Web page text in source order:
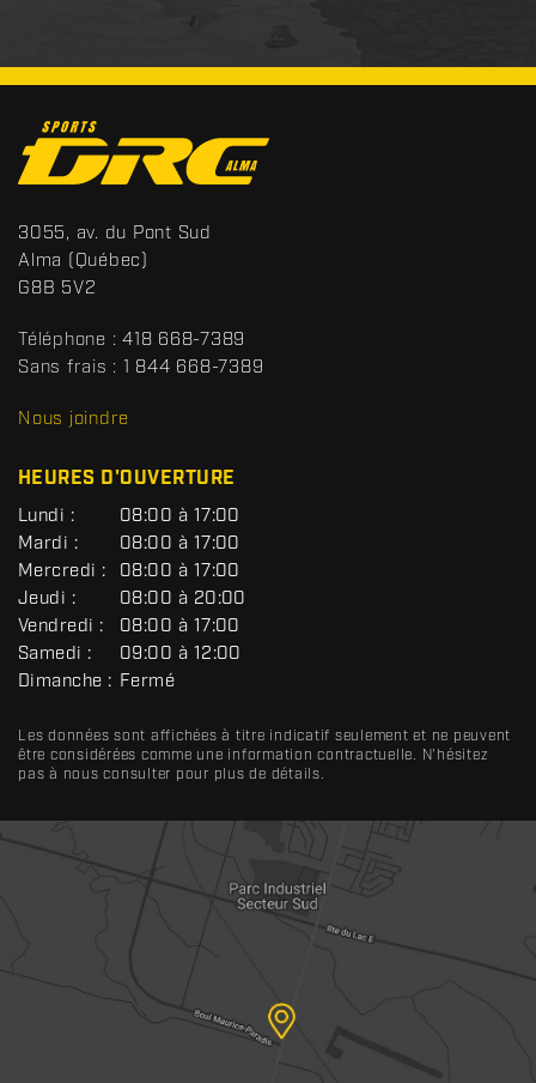
o
n
t
a
c
S
p
o
t
s
R
3055, av. du Pont Sud
Alma (Québec)
G8B 5V2
Téléphone : 418 668-7389
Sans frais : 1 844 668-7389
Nous joindre
HEURES D'OUVERTURE
G
É
N
É
R
A
L
Lundi :
08:00 à 17:00
Mardi :
08:00 à 17:00
Mercredi :
08:00 à 17:00
Jeudi :
08:00 à 20:00
Vendredi :
08:00 à 17:00
Samedi :
09:00 à 12:00
Dimanche : Fermé
Les données sont affichées à titre indicatif seulement et ne peuvent
être considérées comme une information contractuelle. N'hésitez
pas à nous consulter pour plus de détails.